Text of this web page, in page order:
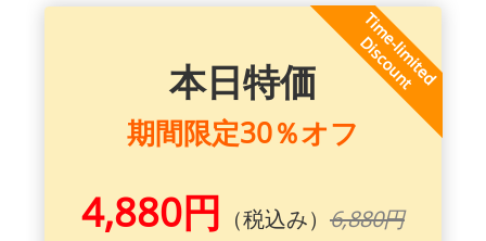
本日特価
期間限定30％オフ
4,880円 （税込み） 6,880円